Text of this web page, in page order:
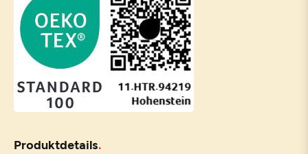
Produktdetails